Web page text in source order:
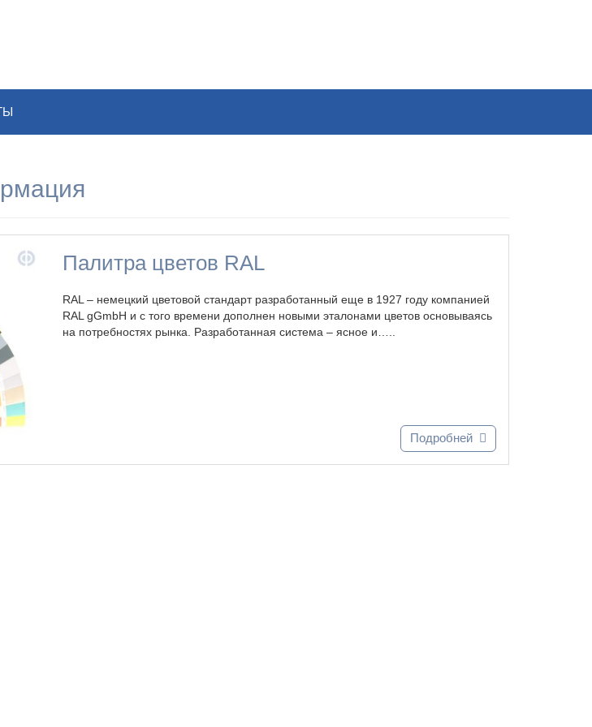
Палитра цветов RAL
RAL – немецкий цветовой стандарт разработанный еще в 1927 году компанией
RAL gGmbH и с того времени дополнен новыми эталонами цветов основываясь
на потребностях рынка. Разработанная система – ясное и…..
Подробней